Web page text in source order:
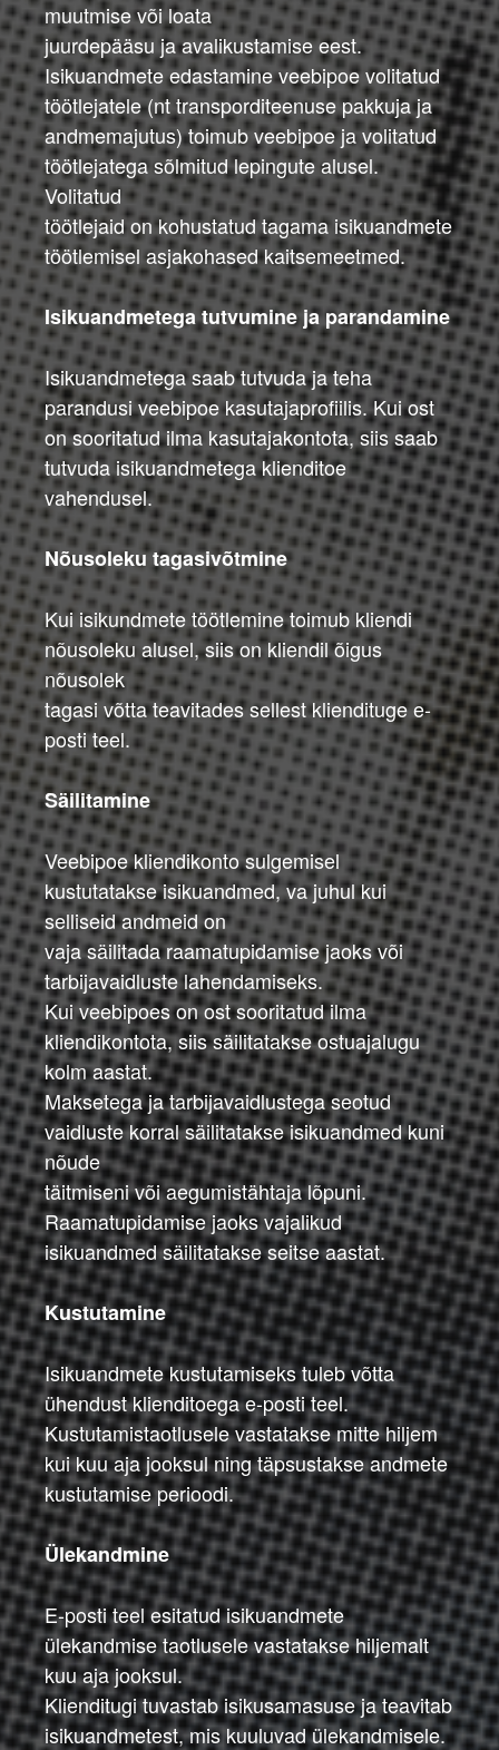
muutmise või loata
juurdepääsu ja avalikustamise eest.
Isikuandmete edastamine veebipoe volitatud
töötlejatele (nt transporditeenuse pakkuja ja
andmemajutus) toimub veebipoe ja volitatud
töötlejatega sõlmitud lepingute alusel.
Volitatud
töötlejaid on kohustatud tagama isikuandmete
töötlemisel asjakohased kaitsemeetmed.
Isikuandmetega tutvumine ja parandamine
Isikuandmetega saab tutvuda ja teha
parandusi veebipoe kasutajaprofiilis. Kui ost
on sooritatud ilma kasutajakontota, siis saab
tutvuda isikuandmetega klienditoe
vahendusel.
Nõusoleku tagasivõtmine
Kui isikundmete töötlemine toimub kliendi
nõusoleku alusel, siis on kliendil õigus
nõusolek
tagasi võtta teavitades sellest kliendituge e-
posti teel.
Säilitamine
Veebipoe kliendikonto sulgemisel
kustutatakse isikuandmed, va juhul kui
selliseid andmeid on
vaja säilitada raamatupidamise jaoks või
tarbijavaidluste lahendamiseks.
Kui veebipoes on ost sooritatud ilma
kliendikontota, siis säilitatakse ostuajalugu
kolm aastat.
Maksetega ja tarbijavaidlustega seotud
vaidluste korral säilitatakse isikuandmed kuni
nõude
täitmiseni või aegumistähtaja lõpuni.
Raamatupidamise jaoks vajalikud
isikuandmed säilitatakse seitse aastat.
Kustutamine
Isikuandmete kustutamiseks tuleb võtta
ühendust klienditoega e-posti teel.
Kustutamistaotlusele vastatakse mitte hiljem
kui kuu aja jooksul ning täpsustakse andmete
kustutamise perioodi.
Ülekandmine
E-posti teel esitatud isikuandmete
ülekandmise taotlusele vastatakse hiljemalt
kuu aja jooksul.
Klienditugi tuvastab isikusamasuse ja teavitab
isikuandmetest, mis kuuluvad ülekandmisele.